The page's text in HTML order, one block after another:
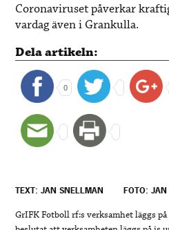
Coronaviruset påverkar
vardag även i Grankulla.
Dela artikeln:
0
TEXT: JAN SNELLMAN FOTO:
GrIFK Fotboll rf:s verksamhet läggs på